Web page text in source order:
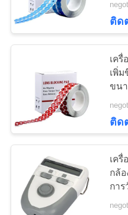
ติด
เค
เพิ่
ขน
ติด
เครื่
กล้อ
กา